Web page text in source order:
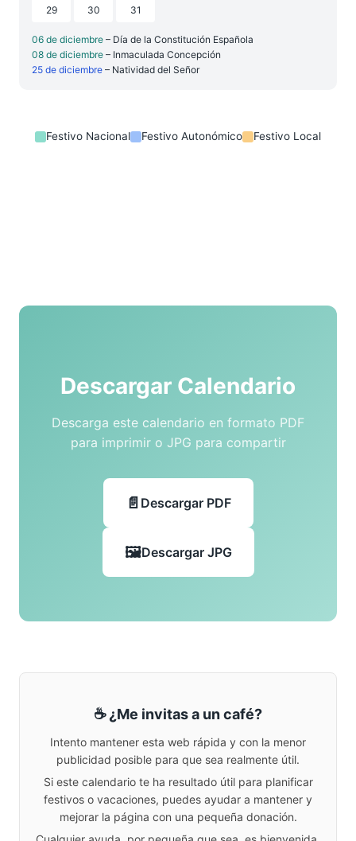
29 30 31
06 de diciembre – Día de la Constitución Española
08 de diciembre – Inmaculada Concepción
25 de diciembre – Natividad del Señor
Festivo Nacional Festivo Autonómico Festivo Local
Descargar Calendario
Descarga este calendario en formato PDF
para imprimir o JPG para compartir
Descargar PDF
Descargar JPG
☕ ¿Me invitas a un café?
Intento mantener esta web rápida y con la menor
publicidad posible para que sea realmente útil.
Si este calendario te ha resultado útil para planificar
festivos o vacaciones, puedes ayudar a mantener y
mejorar la página con una pequeña donación.